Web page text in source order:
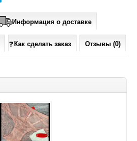
Информация о доставке
Как сделать заказ Отзывы (0)